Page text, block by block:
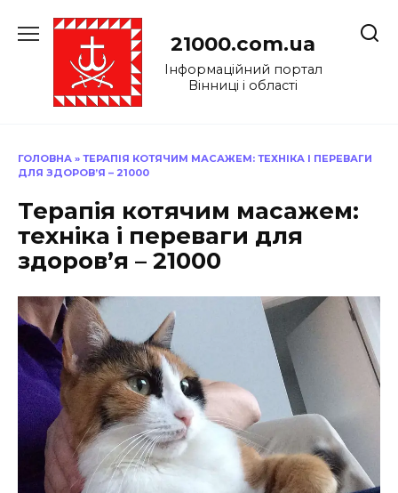
до
21000.com.ua
Інформаційний портал
Вінниці і області
ГОЛОВНА » ТЕРАПІЯ КОТЯЧИМ МАСАЖЕМ: ТЕХНІКА І ПЕРЕВАГИ
ДЛЯ ЗДОРОВ’Я – 21000
Терапія котячим масажем:
техніка і переваги для
здоров’я – 21000